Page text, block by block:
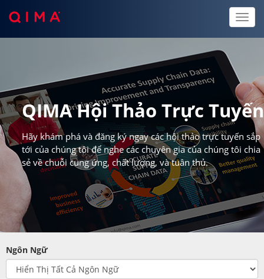
Toggle
QIMA Hội Thảo Trực Tuyến
Hãy khám phá và đăng ký ngay các hội thảo trực tuyến sắp
tới của chúng tôi để nghe các chuyên gia của chúng tôi chia
sẻ về chuỗi cung ứng, chất lượng, và tuân thủ.
Ngôn Ngữ